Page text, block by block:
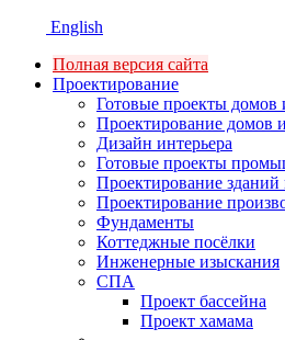
English
Полная версия сайта
Проектирование
Готовые проекты домов
Проектирование домов
Дизайн интерьера
Готовые проекты
Проектирование
Проектирование
Фундаменты
Коттеджные посёлки
Инженерные изыскания
СПА
Проект бассейна
Проект хамама